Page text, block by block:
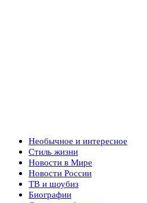
Необычное и интересное
Стиль жизни
Новости в Мире
Новости России
ТВ и шоубиз
Биографии